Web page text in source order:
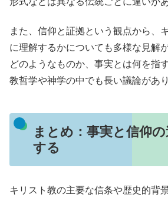
また、信仰と証拠という観点から、
に理解するかについても多様な見解
どのようなものか、事実とは何を指
教哲学や神学の中でも長い議論があり
まとめ：事実と信仰
する
キリスト教の主要な信条や歴史的背